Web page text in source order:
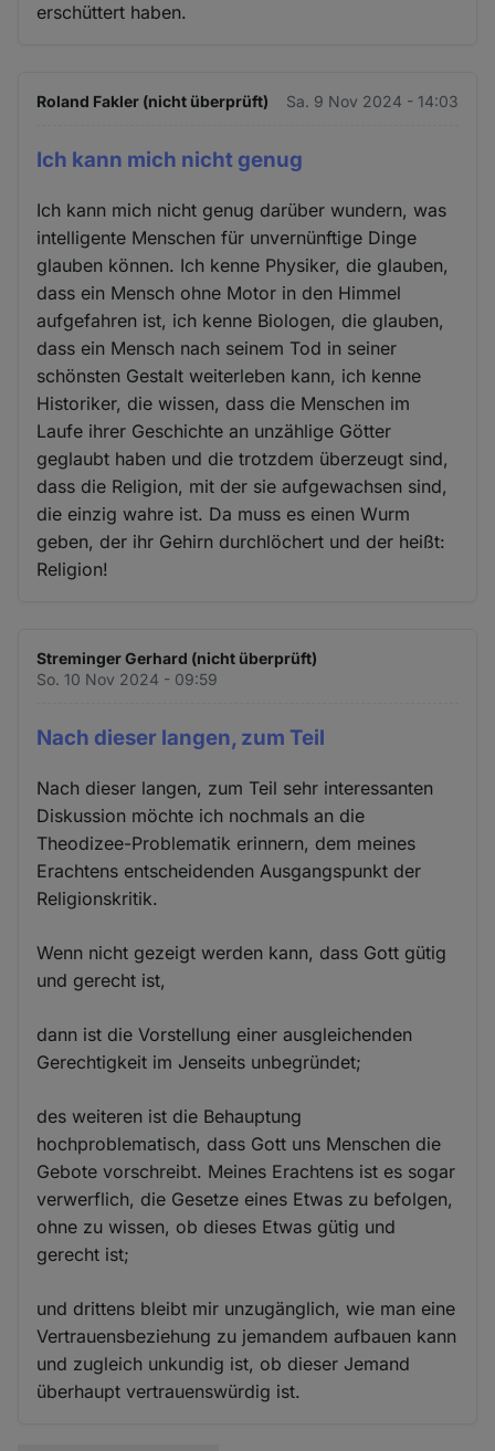
erschüttert haben.
Roland Fakler (nicht überprüft) Sa. 9 Nov 2024 - 14:03
Ich kann mich nicht genug
Ich kann mich nicht genug darüber wundern, was
intelligente Menschen für unvernünftige Dinge
glauben können. Ich kenne Physiker, die glauben,
dass ein Mensch ohne Motor in den Himmel
aufgefahren ist, ich kenne Biologen, die glauben,
dass ein Mensch nach seinem Tod in seiner
schönsten Gestalt weiterleben kann, ich kenne
Historiker, die wissen, dass die Menschen im
Laufe ihrer Geschichte an unzählige Götter
geglaubt haben und die trotzdem überzeugt sind,
dass die Religion, mit der sie aufgewachsen sind,
die einzig wahre ist. Da muss es einen Wurm
geben, der ihr Gehirn durchlöchert und der heißt:
Religion!
Streminger Gerhard (nicht überprüft)
So. 10 Nov 2024 - 09:59
Nach dieser langen, zum Teil
Nach dieser langen, zum Teil sehr interessanten
Diskussion möchte ich nochmals an die
Theodizee-Problematik erinnern, dem meines
Erachtens entscheidenden Ausgangspunkt der
Religionskritik.
Wenn nicht gezeigt werden kann, dass Gott gütig
und gerecht ist,
dann ist die Vorstellung einer ausgleichenden
Gerechtigkeit im Jenseits unbegründet;
des weiteren ist die Behauptung
hochproblematisch, dass Gott uns Menschen die
Gebote vorschreibt. Meines Erachtens ist es sogar
verwerflich, die Gesetze eines Etwas zu befolgen,
ohne zu wissen, ob dieses Etwas gütig und
gerecht ist;
und drittens bleibt mir unzugänglich, wie man eine
Vertrauensbeziehung zu jemandem aufbauen kann
und zugleich unkundig ist, ob dieser Jemand
überhaupt vertrauenswürdig ist.
und